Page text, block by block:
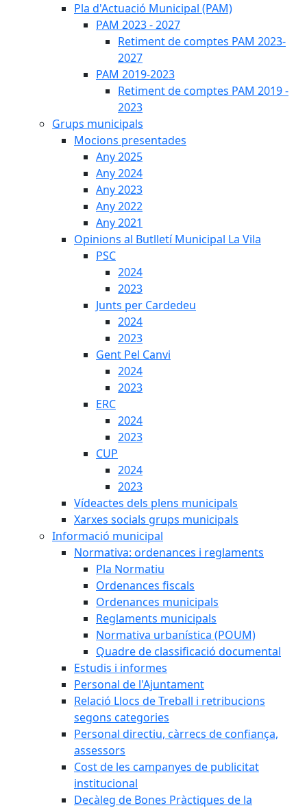
Pla d'Actuació Municipal (PAM)
PAM 2023 - 2027
Retiment de comptes PAM 2023-
2027
PAM 2019-2023
Retiment de comptes PAM 2019 -
2023
Grups municipals
Mocions presentades
Any 2025
Any 2024
Any 2023
Any 2022
Any 2021
Opinions al Butlletí Municipal La Vila
PSC
2024
2023
Junts per Cardedeu
2024
2023
Gent Pel Canvi
2024
2023
ERC
2024
2023
CUP
2024
2023
Vídeactes dels plens municipals
Xarxes socials grups municipals
Informació municipal
Normativa: ordenances i reglaments
Pla Normatiu
Ordenances fiscals
Ordenances municipals
Reglaments municipals
Normativa urbanística (POUM)
Quadre de classificació documental
Estudis i informes
Personal de l'Ajuntament
Relació Llocs de Treball i retribucions
segons categories
Personal directiu, càrrecs de confiança,
assessors
Cost de les campanyes de publicitat
institucional
Decàleg de Bones Pràctiques de la